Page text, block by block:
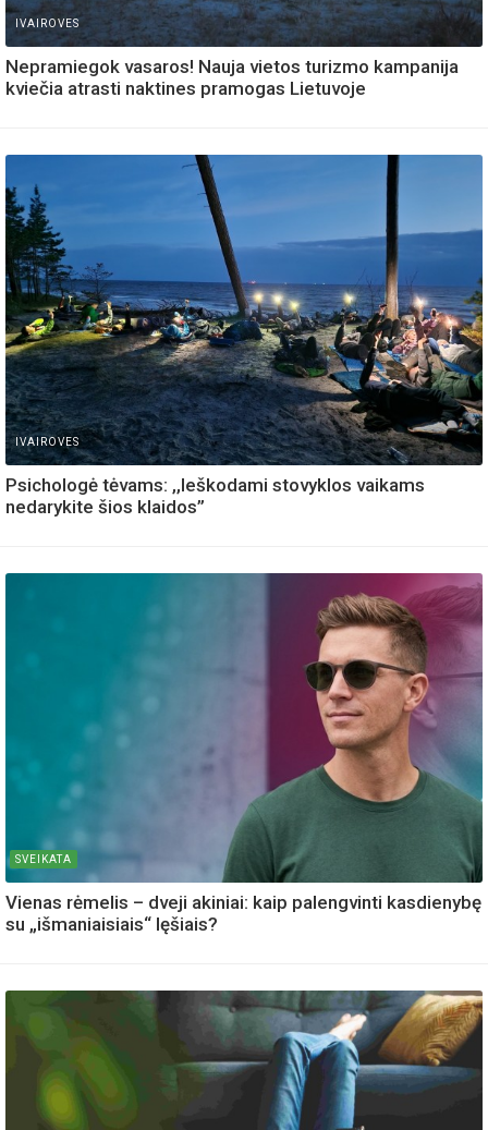
IVAIROVES
Nepramiegok vasaros! Nauja vietos turizmo kampanija
kviečia atrasti naktines pramogas Lietuvoje
IVAIROVES
Psichologė tėvams: ,,Ieškodami stovyklos vaikams
nedarykite šios klaidos”
SVEIKATA
Vienas rėmelis – dveji akiniai: kaip palengvinti kasdienybę
su „išmaniaisiais“ lęšiais?